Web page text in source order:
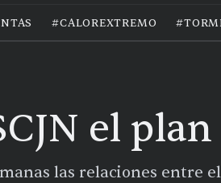
#CALOREXTREMO
el
las relaciones entre